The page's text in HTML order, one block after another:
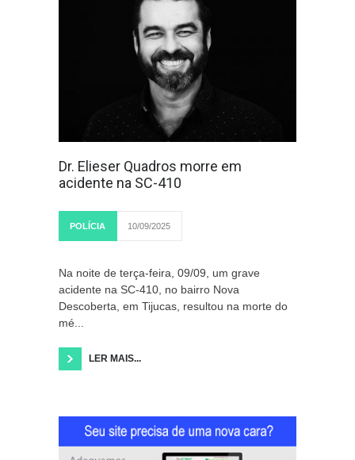
Dr. Elieser Quadros morre em
acidente na SC-410
POLÍCIA 10/09/2025
Na noite de terça-feira, 09/09, um grave
acidente na SC-410, no bairro Nova
Descoberta, em Tijucas, resultou na morte do
mé...
LER MAIS...